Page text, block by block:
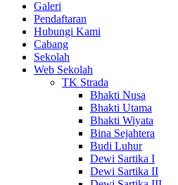
Galeri
Pendaftaran
Hubungi Kami
Cabang
Sekolah
Web Sekolah
TK Strada
Bhakti Nusa
Bhakti Utama
Bhakti Wiyata
Bina Sejahtera
Budi Luhur
Dewi Sartika I
Dewi Sartika II